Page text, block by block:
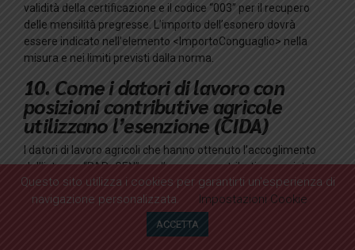
validità della certificazione e il codice “003” per il recupero
delle mensilità pregresse. L’importo dell’esonero dovrà
essere indicato nell’elemento <ImportoConguaglio> nella
misura e nei limiti previsti dalla norma.
10. Come i datori di lavoro con
posizioni contributive agricole
utilizzano l’esenzione (CIDA)
I datori di lavoro agricoli che hanno ottenuto l’accoglimento
dell’istanza “PAR_GEN” per l’esonero contributivo previsto
dalla legge n. 162/2021 e hanno ottenuto il codice di
autorizzazione “4R” potranno vedere l’importo dell’esonero
dell’anno 2022, nel prospetto riepilogativo F24. Inoltre,
Questo sito utilizza i cookies per garantirti un'esperienza di
navigazione personalizzata.
Impostazioni Cookie
ACCETTA